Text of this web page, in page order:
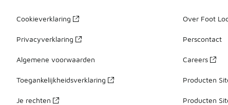
Cookieverklaring
Privacyverklaring
Algemene voorwaarden
Toegankelijkheidsverklaring
Je rechten
Over Foot
Perscontact
Careers
Producten
Producten